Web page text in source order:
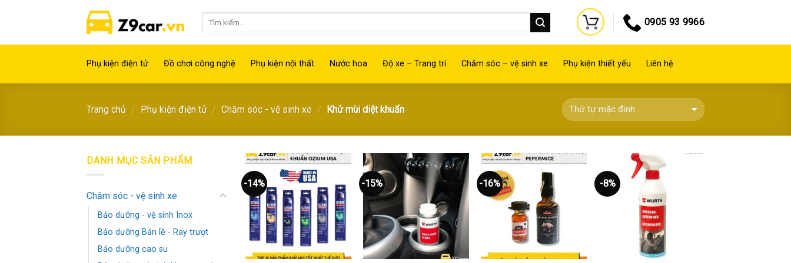
0905 93 9966
Phụ kiện điện tử Đồ chơi công nghệ Phụ kiện nội thất Nước hoa Độ xe – Trang trí Chăm sóc – vệ sinh xe Phụ kiện thiết yếu Liên hệ
Trang chủ / Phụ kiện điện tử / Chăm sóc - vệ sinh xe / Khử mùi diệt khuẩn
DANH MỤC SẢN PHẨM
Chăm sóc - vệ sinh xe
Bảo dưỡng - vệ sinh Inox
Bảo dưỡng Bản lề - Ray trượt
Bảo dưỡng cao su
-14%
Thêm
vào
yêu
thích
-15%
vào
yêu
thích
-16% -8%